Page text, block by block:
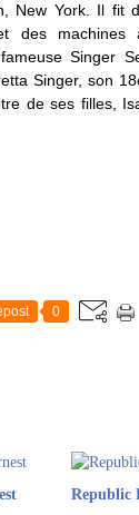
New York. Il fit
des machines
Singer
Singer, son
de ses filles,
0
Republic